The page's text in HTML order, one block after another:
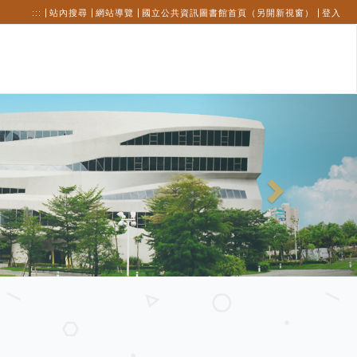
::: 站內搜尋 網站導覽 國立公共資訊圖書館首頁（另開新視窗） 登入